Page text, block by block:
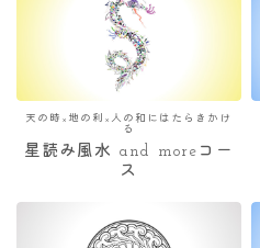
天の時×地の利×人の和にはたらきかけ
る
星読み風水 and moreコー
ス